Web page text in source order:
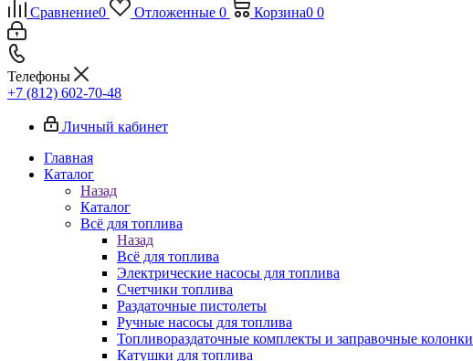
Сравнение0 Отложенные 0 Корзина0 0
Телефоны
+7 (812) 602-70-48
Личный кабинет
Главная
Каталог
Назад
Каталог
Всё для топлива
Назад
Всё для топлива
Электрические насосы для топлива
Счетчики топлива
Раздаточные пистолеты
Ручные насосы для топлива
Топливораздаточные комплекты и заправочные колонки
Катушки для топлива